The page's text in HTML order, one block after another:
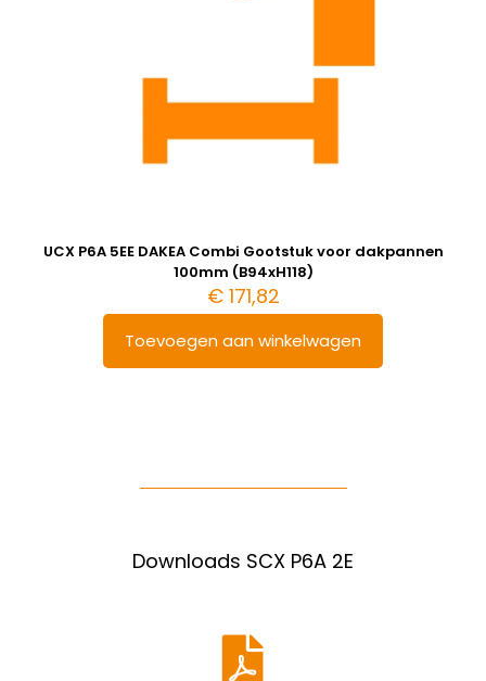
UCX P6A 5EE DAKEA Combi Gootstuk voor dakpannen
100mm (B94xH118)
€171,82
Toevoegen aan winkelwagen
Downloads SCX P6A 2E